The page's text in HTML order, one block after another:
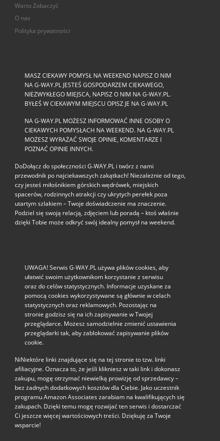
Warto Zobaczyć
O nas
Polityka prywatności
MASZ CIEKAWY POMYSŁ NA WEEKEND NAPISZ O NIM
NA G-WAY.PL JESTEŚ GOSPODARZEM CIEKAWEGO,
NIEZWYKŁEGO MIEJSCA, NAPISZ O NIM NA G-WAY.PL.
BYŁEŚ W CIEKAWYM MIEJSCU OPISZ JE NA G-WAY.PL
NA G-WAY.PL MOŻESZ INFORMOWAĆ INNE OSOBY O
CIEKAWYCH POMYSŁACH NA WEEKEND. NA G-WAY.PL
MOŻESZ WYRAŻAĆ SWOJE OPINIE, KOMENTARZE I
POZNAĆ OPINIE INNYCH.
DoDołącz do społeczności G‑WAY.PL i twórz z nami
przewodnik po najciekawszych zakątkach! Niezależnie od tego,
czy jesteś miłośnikiem górskich wędrówek, miejskich
spacerów, rodzinnych atrakcji czy ukrytych perełek poza
utartym szlakiem – Twoje doświadczenie ma znaczenie.
Podziel się swoją relacją, zdjęciem lub poradą – ktoś właśnie
dzięki Tobie może odkryć swój idealny pomysł na weekend.
UWAGA! Serwis G-WAY.PL używa plików cookies, aby
ułatwić swoim użytkownikom korzystanie z serwisu
oraz do celów statystycznych. Informacje uzyskane za
pomocą cookies wykorzystywane są głównie w celach
statystycznych oraz reklamowych. Pozostając na
stronie godzisz się na ich zapisywanie w Twojej
przeglądarce. Możesz samodzielnie zmienić ustawienia
przeglądarki tak, aby zablokować zapisywanie plików
cookie.
NiNiektóre linki znajdujące się na tej stronie to tzw. linki
afiliacyjne. Oznacza to, że jeśli klikniesz w taki link i dokonasz
zakupu, mogę otrzymać niewielką prowizję od sprzedawcy –
bez żadnych dodatkowych kosztów dla Ciebie. Jako uczestnik
programu Amazon Associates zarabiam na kwalifikujących się
zakupach. Dzięki temu mogę rozwijać ten serwis i dostarczać
Ci jeszcze więcej wartościowych treści. Dziękuję za Twoje
wsparcie!